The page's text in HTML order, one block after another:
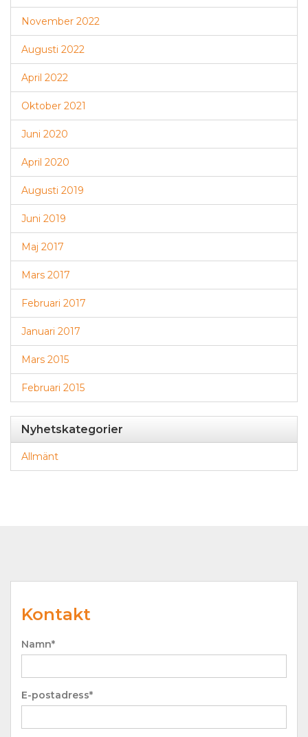
November 2022
Augusti 2022
April 2022
Oktober 2021
Juni 2020
April 2020
Augusti 2019
Juni 2019
Maj 2017
Mars 2017
Februari 2017
Januari 2017
Mars 2015
Februari 2015
Nyhetskategorier
Allmänt
Kontakt
Namn*
E-postadress*